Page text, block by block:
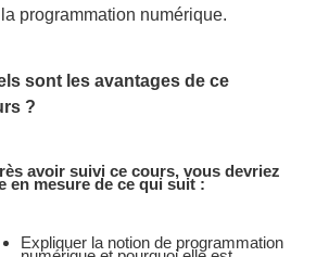
programmation numérique.
sont les avantages de ce
?
avoir suivi ce cours, vous devriez
en mesure de ce qui suit :
Expliquer la notion de programmation